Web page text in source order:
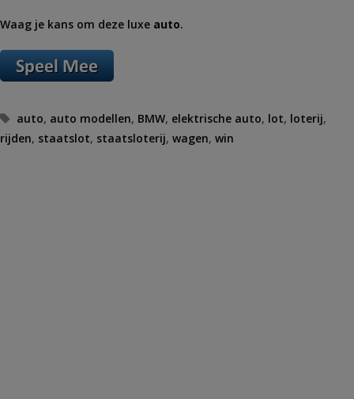
Waag je kans om deze luxe auto.
Tags
auto, auto modellen, BMW, elektrische auto, lot, loterij,
rijden, staatslot, staatsloterij, wagen, win